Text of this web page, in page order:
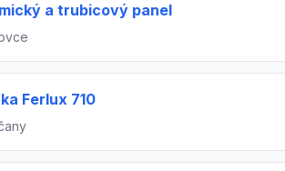
a trubicový panel
Ferlux 710